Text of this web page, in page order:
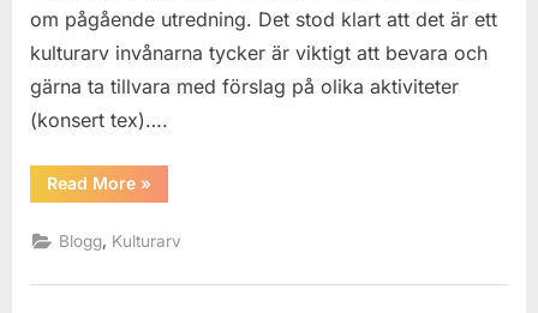
om pågående utredning. Det stod klart att det är ett
kulturarv invånarna tycker är viktigt att bevara och
gärna ta tillvara med förslag på olika aktiviteter
(konsert tex)….
Read More“Tobo
masugn”
»
Blogg, Kulturarv